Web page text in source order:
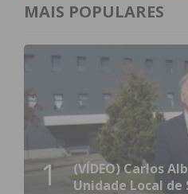
MAIS POPULARES
1
(VÍDEO) Carlos
Unidade Local de